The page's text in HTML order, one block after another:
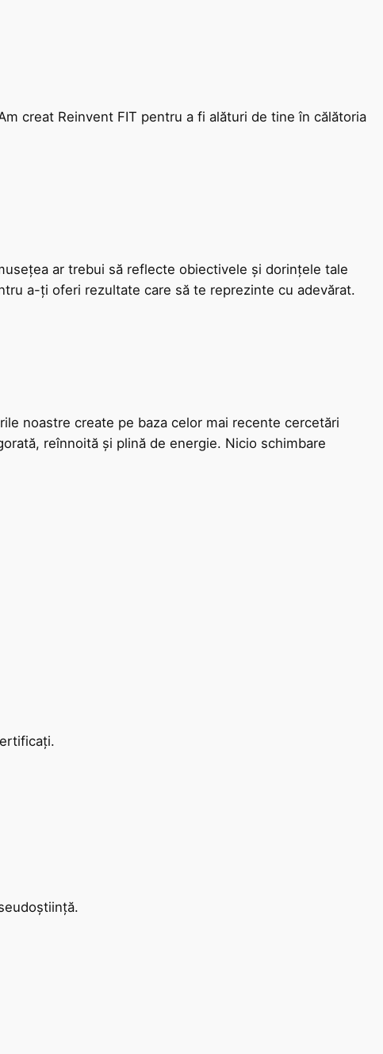
creat Reinvent FIT pentru a fi alături de tine în călătoria
ar trebui să reflecte obiectivele și dorințele tale
a-ți oferi rezultate care să te reprezinte cu adevărat.
noastre create pe baza celor mai recente cercetări
reînnoită și plină de energie. Nicio schimbare